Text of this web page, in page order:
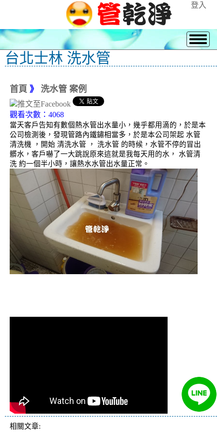
登入
台北士林 洗水管
首頁 》 洗水管 案例
觀看次數：4068
當天客戶告知有數個熱水管出水量小，幾乎都用滴的，於是本
公司檢測後，發現管路內鐵鏽相當多，於是本公司架起 水管
清洗機 ，開始 清洗水管 ， 洗水管 的時候，水管不停的冒出
髒水，客戶嚇了一大跳說原來這就是我每天用的水， 水管清
洗 約一個半小時，讓熱水水管出水量正常。
相關文章: